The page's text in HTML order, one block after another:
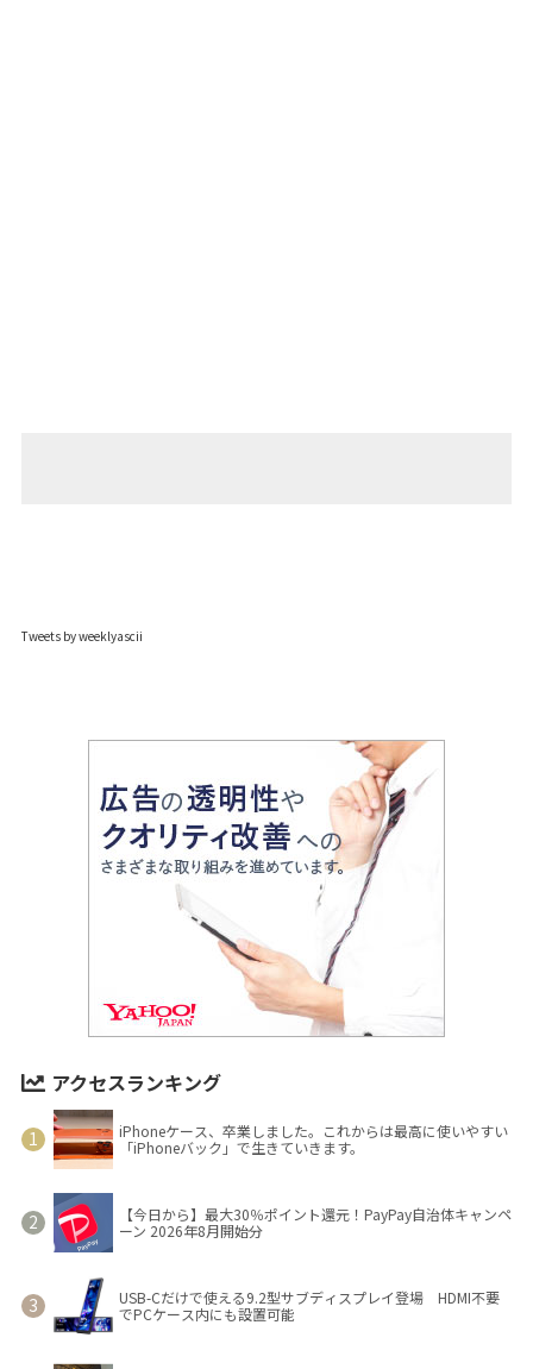
Tweets by weeklyascii
アクセスランキング
iPhoneケース、卒業しました。これからは最高に使いやすい
「iPhoneバック」で生きていきます。
【今日から】最大30％ポイント還元！PayPay自治体キャンペ
ーン 2026年8月開始分
USB-Cだけで使える9.2型サブディスプレイ登場 HDMI不要
でPCケース内にも設置可能